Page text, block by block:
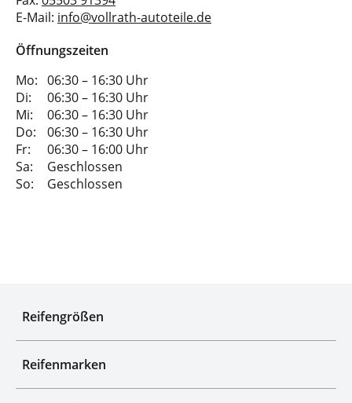
E-Mail: info@vollrath-autoteile.de
Öffnungszeiten
Mo: 06:30 – 16:30 Uhr
Di:
06:30 – 16:30 Uhr
Mi:
06:30 – 16:30 Uhr
Do:
06:30 – 16:30 Uhr
Fr:
06:30 – 16:00 Uhr
Sa:
Geschlossen
So:
Geschlossen
Reifengrößen
Reifenmarken